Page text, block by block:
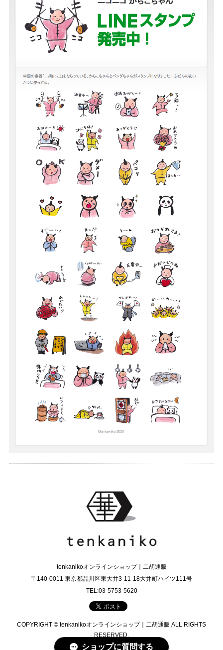
tenkanikoオンラインショップ｜二胡通販
〒140-0011 東京都品川区東大井3-11-18大井町ハイツ111号
TEL:03-5753-5620
COPYRIGHT © tenkanikoオンラインショップ｜二胡通販 ALL RIGHTS
RESERVED.
ショップに質問する